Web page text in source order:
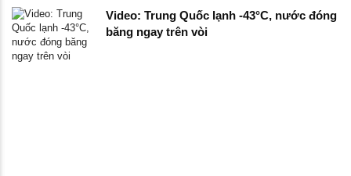
Video: Trung Quốc lạnh -43°C, nước đóng
băng ngay trên vòi